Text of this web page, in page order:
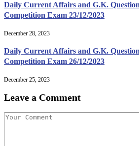
Daily Current Affairs and G.K.
Competition Exam 23/12/2023
December 28, 2023
Daily Current Affairs and G.K.
Competition Exam 26/12/2023
December 25, 2023
Leave a Comment